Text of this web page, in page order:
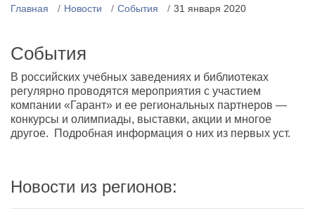
Главная Новости События 31 января 2020
События
В российских учебных заведениях и библиотеках
регулярно проводятся мероприятия с участием
компании «Гарант» и ее региональных партнеров —
конкурсы и олимпиады, выставки, акции и многое
другое. Подробная информация о них из первых уст.
Новости из регионов: